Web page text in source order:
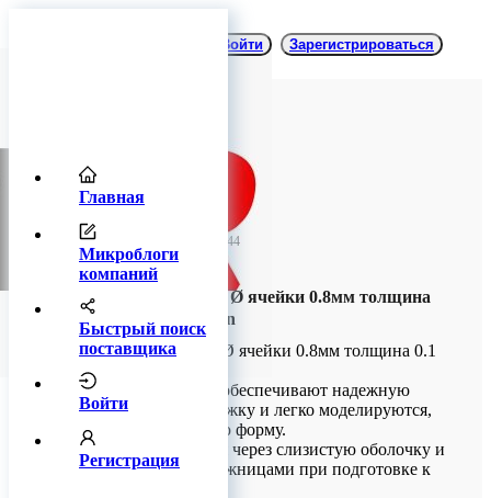
Главная
Микроблоги
компаний
Быстрый поиск
поставщика
Войти
Регистрация
Войти Зарегистрироваться
18 мая 2026 06:44
Титановые сетки Ø ячейки 0.8мм толщина
0.1 мм Endocarbon
Титановые сетки Ø ячейки 0.8мм толщина 0.1
мм Endocarbon
Титановые сетки обеспечивают надежную
каркасную поддержку и легко моделируются,
сохраняя заданную форму.
Не прорезываются через слизистую оболочку и
удобно кроятся ножницами при подготовке к